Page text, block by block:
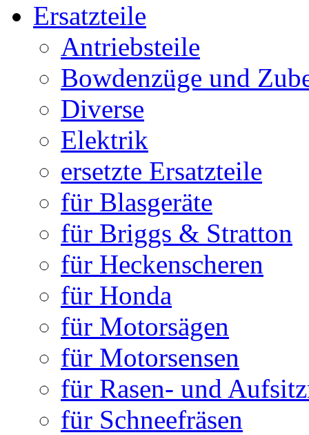
Ersatzteile
Antriebsteile
Bowdenzüge und
Diverse
Elektrik
ersetzte Ersatzteile
für Blasgeräte
für Briggs & Stratton
für Heckenscheren
für Honda
für Motorsägen
für Motorsensen
für Rasen- und
für Schneefräsen